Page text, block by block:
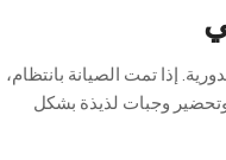
إذا تمت الصيانة بانتظام،
وجبات لذيذة بشكل